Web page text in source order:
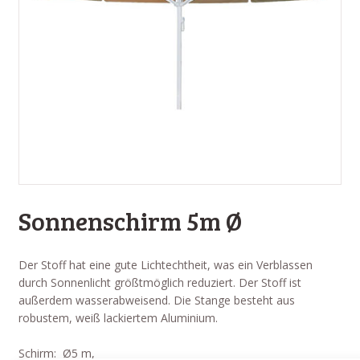
Sonnenschirm 5m Ø
Der Stoff hat eine gute Lichtechtheit, was ein Verblassen
durch Sonnenlicht größtmöglich reduziert. Der Stoff ist
außerdem wasserabweisend. Die Stange besteht aus
robustem, weiß lackiertem Aluminium.
Schirm: Ø5 m,